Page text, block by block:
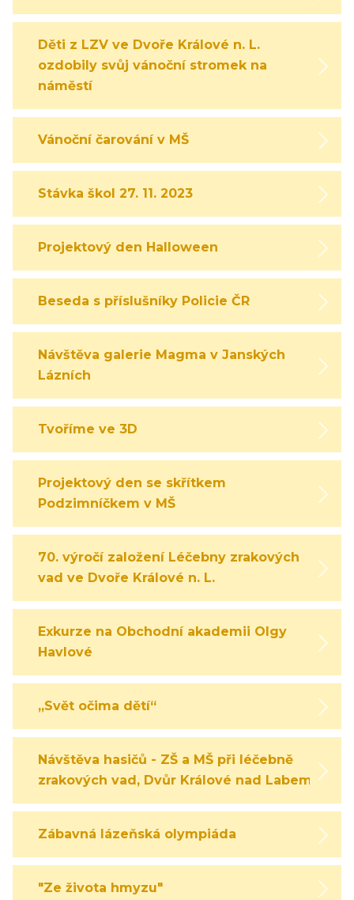
Děti z LZV ve Dvoře Králové n. L.
ozdobily svůj vánoční stromek na
náměstí
Vánoční čarování v MŠ
Stávka škol 27. 11. 2023
Projektový den Halloween
Beseda s příslušníky Policie ČR
Návštěva galerie Magma v Janských
Lázních
Tvoříme ve 3D
Projektový den se skřítkem
Podzimníčkem v MŠ
70. výročí založení Léčebny zrakových
vad ve Dvoře Králové n. L.
Exkurze na Obchodní akademii Olgy
Havlové
„Svět očima dětí“
Návštěva hasičů - ZŠ a MŠ při léčebně
zrakových vad, Dvůr Králové nad Labem
Zábavná lázeňská olympiáda
"Ze života hmyzu"